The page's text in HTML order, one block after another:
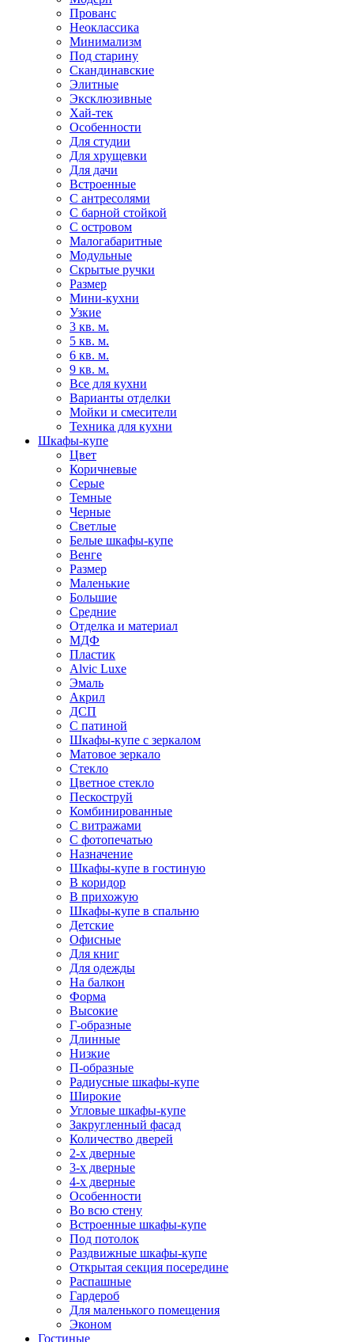
Прованс
Неоклассика
Минимализм
Под старину
Скандинавские
Элитные
Эксклюзивные
Хай-тек
Особенности
Для студии
Для хрущевки
Для дачи
Встроенные
С антресолями
С барной стойкой
С островом
Малогабаритные
Модульные
Скрытые ручки
Размер
Мини-кухни
Узкие
3 кв. м.
5 кв. м.
6 кв. м.
9 кв. м.
Все для кухни
Варианты отделки
Мойки и смесители
Техника для кухни
Шкафы-купе
Цвет
Коричневые
Серые
Темные
Черные
Светлые
Белые шкафы-купе
Венге
Размер
Маленькие
Большие
Средние
Отделка и материал
МДФ
Пластик
Alvic Luxe
Эмаль
Акрил
ДСП
С патиной
Шкафы-купе с зеркалом
Матовое зеркало
Стекло
Цветное стекло
Пескоструй
Комбинированные
С витражами
С фотопечатью
Назначение
Шкафы-купе в гостиную
В коридор
В прихожую
Шкафы-купе в спальню
Детские
Офисные
Для книг
Для одежды
На балкон
Форма
Высокие
Г-образные
Длинные
Низкие
П-образные
Радиусные шкафы-купе
Широкие
Угловые шкафы-купе
Закругленный фасад
Количество дверей
2-х дверные
3-х дверные
4-х дверные
Особенности
Во всю стену
Встроенные шкафы-купе
Под потолок
Раздвижные шкафы-купе
Открытая секция посередине
Распашные
Гардероб
Для маленького помещения
Эконом
Гостиные